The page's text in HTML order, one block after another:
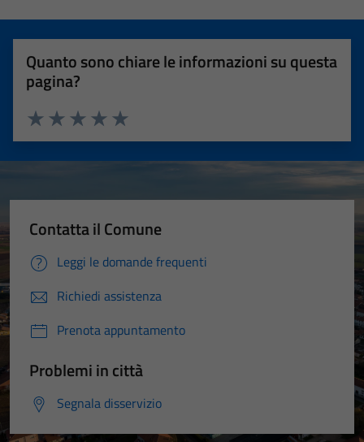
Quanto sono chiare le informazioni su questa
pagina?
Valuta 5 stelle su 5
Valuta 4 stelle su 5
Valuta 3 stelle su 5
Valuta 2 stelle su 5
Valuta 1 stelle su 5
Contatta il Comune
Leggi le domande frequenti
Richiedi assistenza
Prenota appuntamento
Problemi in città
Segnala disservizio